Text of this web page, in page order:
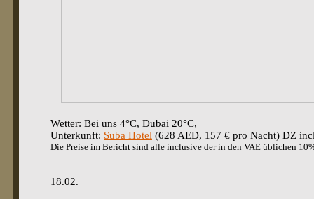
Wetter: Bei uns 4°C, Dubai 20°C,
Unterkunft: Suba Hotel (628 AED, 157 € pro Nacht) DZ
Die Preise im Bericht sind alle inclusive der in den VAE üblichen
18.02.